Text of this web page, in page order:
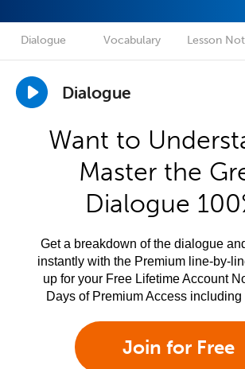
Dialogue Vocabulary Lesson
Dialogue
Want to
Master the
Dialogue
Get a breakdown of the dialogue
instantly with the Premium line-by-
up for your Free Lifetime Account
Days of Premium Access including
Join for Free